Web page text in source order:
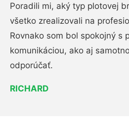
Poradili mi, aký typ plotovej
všetko zrealizovali na
Rovnako som bol spokojný s
komunikáciou, ako aj
odporúčať.
RICHARD